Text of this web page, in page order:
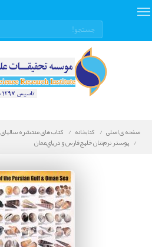
صفحه ی اصلی کتابخانه
کتاب های منتشره سالهای 73 - 93
پوستر نرم‌تنان خليج‌فارس و درياي‌عمان